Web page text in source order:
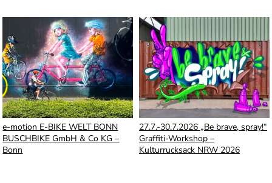
e-motion E-BIKE WELT BONN
BUSCHBIKE GmbH & Co KG –
Bonn
27.7.-30.7.2026 „Be brave, spray!“
Graffiti-Workshop –
Kulturrucksack NRW 2026